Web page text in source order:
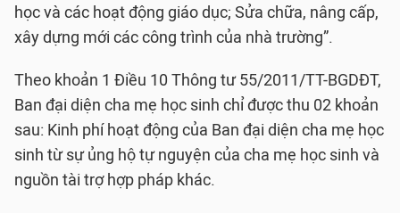
học và các hoạt động giáo dục; Sửa chữa, nâng cấp,
xây dựng mới các công trình của nhà trường”.
Theo khoản 1 Điều 10 Thông tư 55/2011/TT-BGDĐT,
Ban đại diện cha mẹ học sinh chỉ được thu 02 khoản
sau: Kinh phí hoạt động của Ban đại diện cha mẹ học
sinh từ sự ủng hộ tự nguyện của cha mẹ học sinh và
nguồn tài trợ hợp pháp khác.